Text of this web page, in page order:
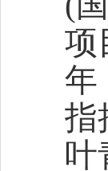
项
年
指
叶